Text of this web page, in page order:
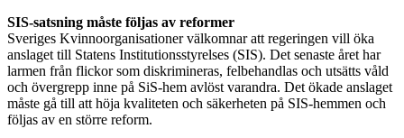
SIS-satsning måste följas av reformer
Sveriges Kvinnoorganisationer välkomnar att regeringen vill öka
anslaget till Statens Institutionsstyrelses (SIS). Det senaste året har
larmen från flickor som diskrimineras, felbehandlas och utsätts våld
och övergrepp inne på SiS-hem avlöst varandra. Det ökade anslaget
måste gå till att höja kvaliteten och säkerheten på SIS-hemmen och
följas av en större reform.